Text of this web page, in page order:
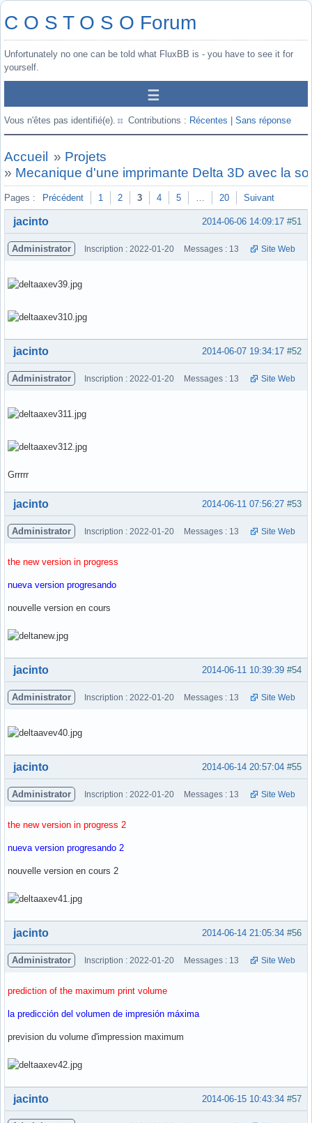
C O S T O S O Forum
Unfortunately no one can be told what FluxBB is - you have to see it for
yourself.
Vous n'êtes pas identifié(e). Contributions : Récentes Sans réponse
Accueil » Projets
» Mecanique d'une imprimante Delta 3D avec la
Pages : Précédent 1 2 3 4 5 … 20 Suivant
#51
2014-06-06 14:09:17
jacinto
Administrator Inscription : 2022-01-20 Messages : 13 Site Web
Hors ligne #52
2014-06-07 19:34:17
jacinto
Administrator Inscription : 2022-01-20 Messages : 13 Site Web
Grrrrr
Hors ligne #53
2014-06-11 07:56:27
jacinto
Administrator Inscription : 2022-01-20 Messages : 13 Site Web
the new version in progress
nueva version progresando
nouvelle version en cours
Hors ligne #54
2014-06-11 10:39:39
jacinto
Administrator Inscription : 2022-01-20 Messages : 13 Site Web
Hors ligne #55
2014-06-14 20:57:04
jacinto
Administrator Inscription : 2022-01-20 Messages : 13 Site Web
the new version in progress 2
nueva version progresando 2
nouvelle version en cours 2
Hors ligne #56
2014-06-14 21:05:34
jacinto
Administrator Inscription : 2022-01-20 Messages : 13 Site Web
prediction of the maximum print volume
la predicción del volumen de impresión máxima
prevision du volume d'impression maximum
Hors ligne #57
2014-06-15 10:43:34
jacinto